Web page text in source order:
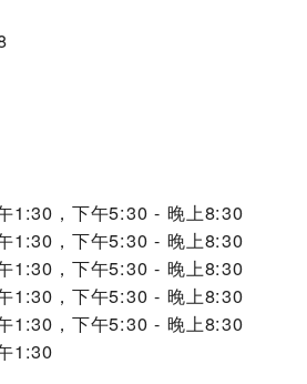
1:30，下午5:30 - 晚上8:30
1:30，下午5:30 - 晚上8:30
1:30，下午5:30 - 晚上8:30
1:30，下午5:30 - 晚上8:30
1:30，下午5:30 - 晚上8:30
1:30